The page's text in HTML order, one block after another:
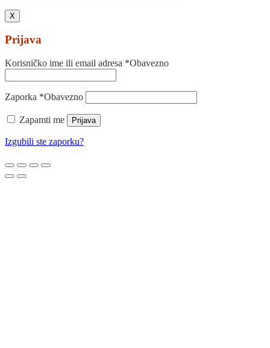
X
Prijava
Korisničko ime ili email adresa *Obavezno
Zaporka *Obavezno
Zapamti me Prijava
Izgubili ste zaporku?